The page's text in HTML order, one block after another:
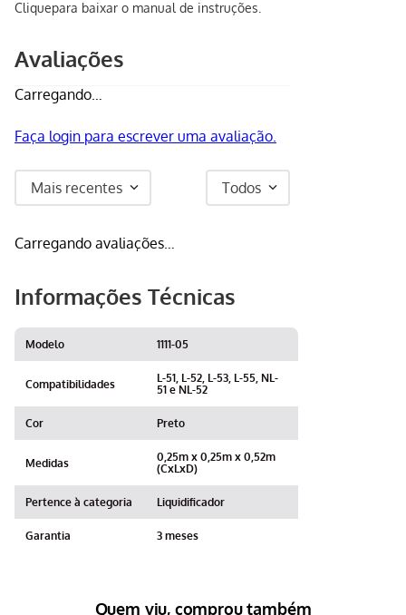
Cliquepara baixar o manual de instruções.
Avaliações
Carregando…
Faça login para escrever uma avaliação.
Mais recentes Todos
Carregando avaliações…
Informações Técnicas
Modelo 1111-05
Compatibilidades
L-51, L-52, L-53, L-55, NL-
51 e NL-52
Cor Preto
Medidas
0,25m x 0,25m x 0,52m
(CxLxD)
Pertence à categoria Liquidificador
Garantia 3 meses
Quem viu, comprou também